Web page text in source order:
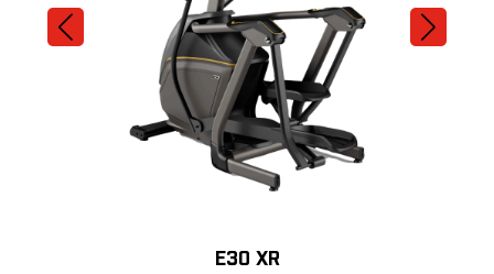
E30 XR